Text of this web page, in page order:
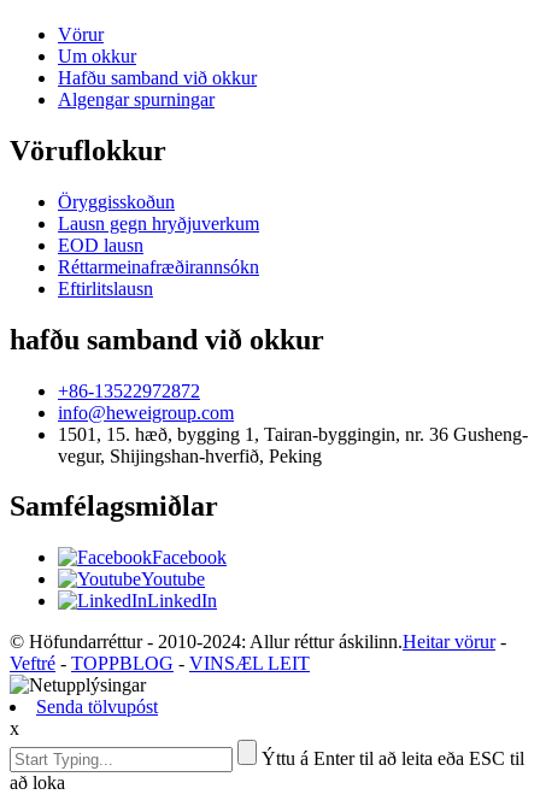
Vörur
Um okkur
Hafðu samband við okkur
Algengar spurningar
Vöruflokkur
Öryggisskoðun
Lausn gegn hryðjuverkum
EOD lausn
Réttarmeinafræðirannsókn
Eftirlitslausn
hafðu samband við okkur
+86-13522972872
info@heweigroup.com
1501, 15. hæð, bygging 1, Tairan-byggingin, nr. 36 Gusheng-
vegur, Shijingshan-hverfið, Peking
Samfélagsmiðlar
Facebook
Youtube
LinkedIn
© Höfundarréttur - 2010-2024: Allur réttur áskilinn.Heitar vörur-
Veftré - TOPPBLOG - VINSÆL LEIT
Senda tölvupóst
x
Ýttu á Enter til að leita eða ESC til
að loka